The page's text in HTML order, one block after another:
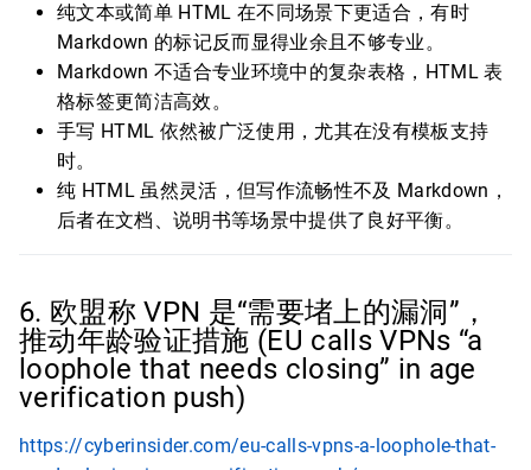
纯文本或简单 HTML 在不同场景下更适合，有时
Markdown 的标记反而显得业余且不够专业。
Markdown 不适合专业环境中的复杂表格，HTML 表
格标签更简洁高效。
手写 HTML 依然被广泛使用，尤其在没有模板支持
时。
纯 HTML 虽然灵活，但写作流畅性不及 Markdown，
后者在文档、说明书等场景中提供了良好平衡。
6. 欧盟称 VPN 是“需要堵上的漏洞”，
推动年龄验证措施 (EU calls VPNs “a
loophole that needs closing” in age
verification push)
https://cyberinsider.com/eu-calls-vpns-a-loophole-that-